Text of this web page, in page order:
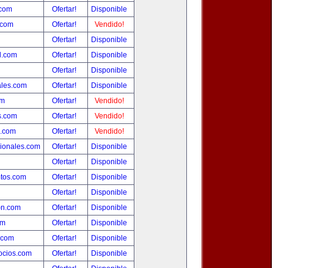
Ofertar!
Disponible
Ofertar!
Vendido!
Ofertar!
Disponible
Ofertar!
Disponible
Ofertar!
Disponible
Ofertar!
Disponible
Ofertar!
Vendido!
Ofertar!
Vendido!
Ofertar!
Vendido!
Ofertar!
Disponible
Ofertar!
Disponible
Ofertar!
Disponible
Ofertar!
Disponible
Ofertar!
Disponible
Ofertar!
Disponible
Ofertar!
Disponible
Ofertar!
Disponible